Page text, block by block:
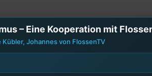
– Eine Kooperation mit
Kübler, Johannes von FlossenTV